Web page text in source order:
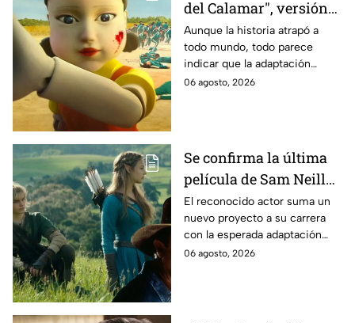
del Calamar", versión
Estados Unidos? Esto
es lo que se sabe al
momento
Aunque la historia atrapó a
todo mundo, todo parece
indicar que la adaptación
podría ser cancelada:
06 agosto, 2026
Se confirma la última
película de Sam Neill
antes de morir: esto es
lo que se sabe hasta
ahora
El reconocido actor suma un
nuevo proyecto a su carrera
con la esperada adaptación
cinematográfica del popular
06 agosto, 2026